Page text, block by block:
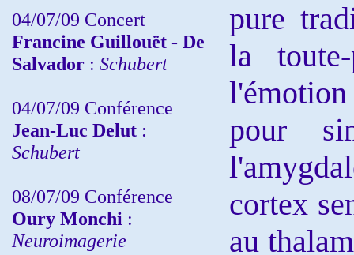
04/07/09 Concert
Francine Guillouët - De
Salvador : Schubert
04/07/09 Conférence
Jean-Luc Delut :
Schubert
08/07/09 Conférence
Oury Monchi :
Neuroimagerie
pure
la
pour
cortex
au